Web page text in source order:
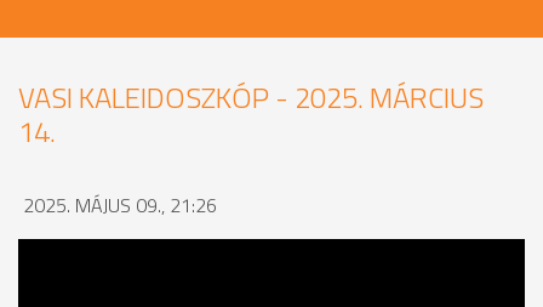
VASI KALEIDOSZKÓP - 2025. MÁRCIUS
14.
2025. MÁJUS 09., 21:26